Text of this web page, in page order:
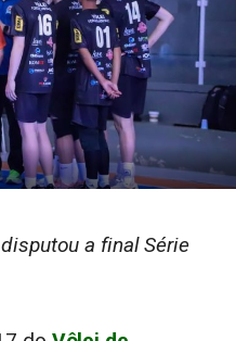
a final Série